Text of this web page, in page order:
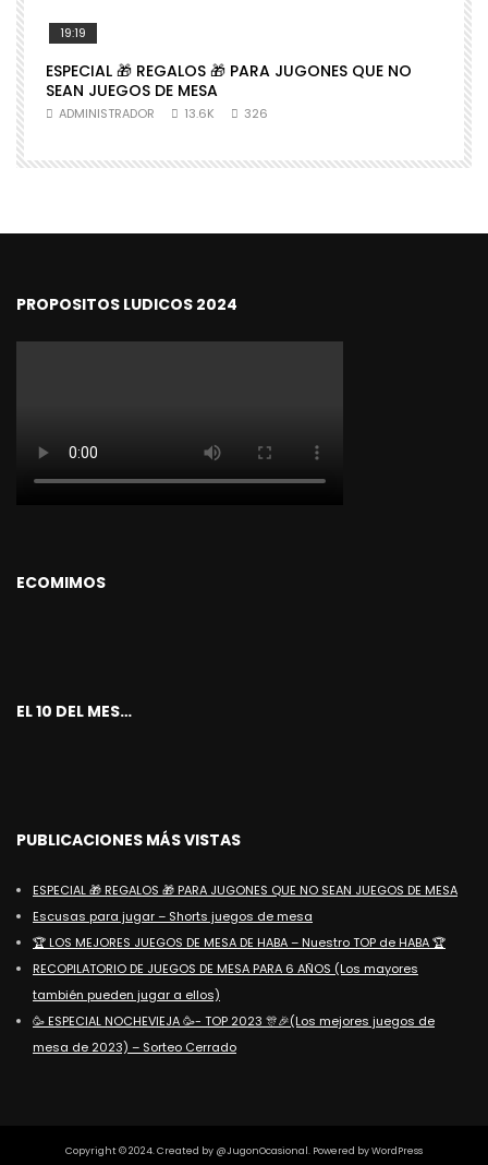
19:19
ESPECIAL 🎁 REGALOS 🎁 PARA JUGONES QUE NO
SEAN JUEGOS DE MESA
ADMINISTRADOR 13.6K 326
PROPOSITOS LUDICOS 2024
ECOMIMOS
EL 10 DEL MES…
PUBLICACIONES MÁS VISTAS
ESPECIAL 🎁 REGALOS 🎁 PARA JUGONES QUE NO SEAN JUEGOS DE MESA
Escusas para jugar – Shorts juegos de mesa
🏆 LOS MEJORES JUEGOS DE MESA DE HABA – Nuestro TOP de HABA 🏆
RECOPILATORIO DE JUEGOS DE MESA PARA 6 AÑOS (Los mayores
también pueden jugar a ellos)
🥳 ESPECIAL NOCHEVIEJA 🥳- TOP 2023 🎊🎉(Los mejores juegos de
mesa de 2023) – Sorteo Cerrado
Copyright © 2024. Created by @JugonOcasional. Powered by WordPress